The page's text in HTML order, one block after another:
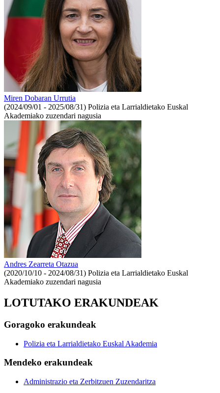
Miren Dobaran Urrutia
(2024/09/01 - 2025/08/31) Polizia eta Larrialdietako Euskal
Akademiako zuzendari nagusia
Andres Zearreta Otazua
(2020/10/10 - 2024/08/31) Polizia eta Larrialdietako Euskal
Akademiako zuzendari nagusia
LOTUTAKO ERAKUNDEAK
Goragoko erakundeak
Polizia eta Larrialdietako Euskal Akademia
Mendeko erakundeak
Administrazio eta Zerbitzuen Zuzendaritza